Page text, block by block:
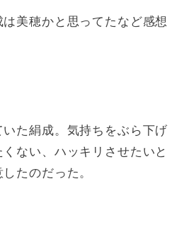
美穂かと思ってたなど感想
た絹成。気持ちをぶら下げ
ない、ハッキリさせたいと
たのだった。